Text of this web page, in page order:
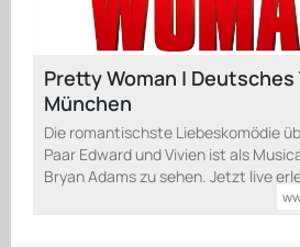
Pretty Woman |
München
Die romantischste Liebeskomödie
Paar Edward und Vivien ist als
Bryan Adams zu sehen. Jetzt live